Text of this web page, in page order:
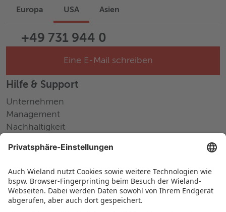
Europa USA Asien
+49 731 944 0
Eine E-Mail schreiben
Hilfe & Support
Unternehmen
Management
Nachhaltigkeit
Messen und Events
Karriere
Arbeiten bei Wieland
Jobs Europa